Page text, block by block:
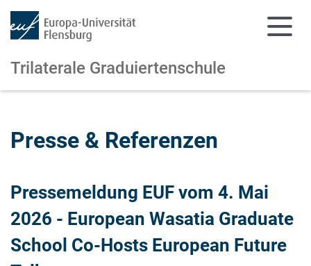
Trilaterale Graduiertenschule
Presse & Referenzen
Pressemeldung EUF vom 4. Mai
2026 - European Wasatia Graduate
School Co-Hosts European Future